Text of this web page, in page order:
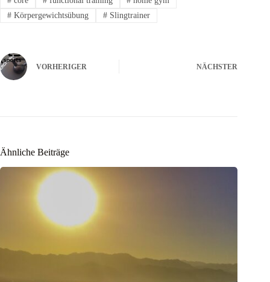
#Körpergewichtsübung #Slingtrainer
VORHERIGER NÄCHSTER
Ähnliche Beiträge